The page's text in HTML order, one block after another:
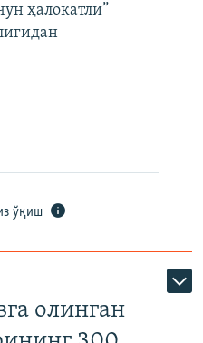
ҳалокатли”
ўқиш
олинган